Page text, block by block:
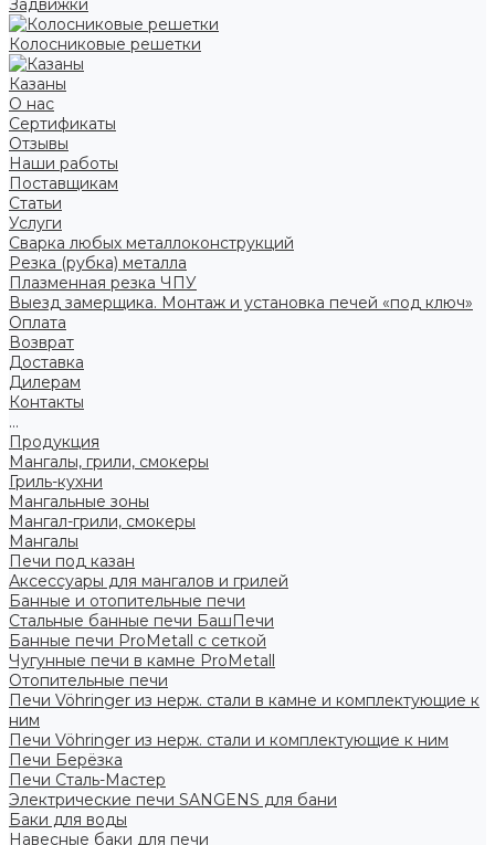
Задвижки
Колосниковые решетки
Казаны
О нас
Сертификаты
Отзывы
Наши работы
Поставщикам
Статьи
Услуги
Сварка любых металлоконструкций
Резка (рубка) металла
Плазменная резка ЧПУ
Выезд замерщика. Монтаж и установка печей «под ключ»
Оплата
Возврат
Доставка
Дилерам
Контакты
...
Продукция
Мангалы, грили, смокеры
Гриль-кухни
Мангальные зоны
Мангал-грили, смокеры
Мангалы
Печи под казан
Аксессуары для мангалов и грилей
Банные и отопительные печи
Стальные банные печи БашПечи
Банные печи ProMetall с сеткой
Чугунные печи в камне ProMetall
Отопительные печи
Печи Vöhringer из нерж. стали в камне и комплектующие к
ним
Печи Vöhringer из нерж. стали и комплектующие к ним
Печи Берёзка
Печи Сталь-Мастер
Электрические печи SANGENS для бани
Баки для воды
Навесные баки для печи